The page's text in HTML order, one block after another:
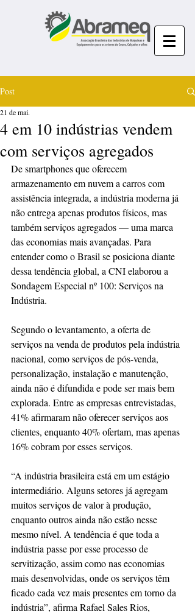
Post
4 em 10 indústrias vendem
com serviços agregados
21 de mai.
De smartphones que oferecem
armazenamento em nuvem a carros com
assistência integrada, a indústria moderna já
não entrega apenas produtos físicos, mas
também serviços agregados — uma marca
das economias mais avançadas. Para
entender como o Brasil se posiciona diante
dessa tendência global, a CNI elaborou a
Sondagem Especial nº 100: Serviços na
Indústria.
Segundo o levantamento, a oferta de
serviços na venda de produtos pela indústria
nacional, como serviços de pós-venda,
personalização, instalação e manutenção,
ainda não é difundida e pode ser mais bem
explorada. Entre as empresas entrevistadas,
41% afirmaram não oferecer serviços aos
clientes, enquanto 40% ofertam, mas apenas
16% cobram por esses serviços.
“A indústria brasileira está em um estágio
intermediário. Alguns setores já agregam
muitos serviços de valor à produção,
enquanto outros ainda não estão nesse
mesmo nível. A tendência é que toda a
indústria passe por esse processo de
servitização, assim como nas economias
mais desenvolvidas, onde os serviços têm
ficado cada vez mais presentes em torno da
indústria”, afirma Rafael Sales Rios,